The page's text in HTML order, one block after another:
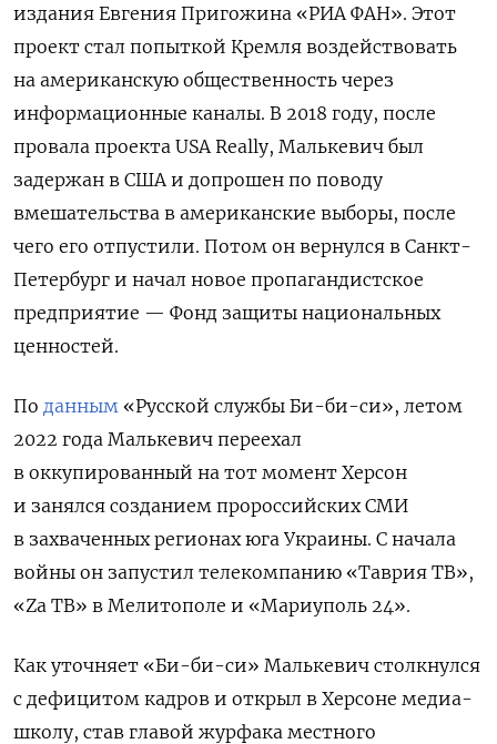
издания Евгения Пригожина «РИА ФАН». Этот
проект стал попыткой Кремля воздействовать
на американскую общественность через
информационные каналы. В 2018 году, после
провала проекта USA Really, Малькевич был
задержан в США и допрошен по поводу
вмешательства в американские выборы, после
чего его отпустили. Потом он вернулся в Санкт-
Петербург и начал новое пропагандистское
предприятие — Фонд защиты национальных
ценностей.
По данным «Русской службы Би-би-си», летом
2022 года Малькевич переехал
в оккупированный на тот момент Херсон
и занялся созданием пророссийских СМИ
в захваченных регионах юга Украины. С начала
войны он запустил телекомпанию «Таврия ТВ»,
«Zа ТВ» в Мелитополе и «Мариуполь 24».
Как уточняет «Би-би-си» Малькевич столкнулся
с дефицитом кадров и открыл в Херсоне медиа-
школу, став главой журфака местного